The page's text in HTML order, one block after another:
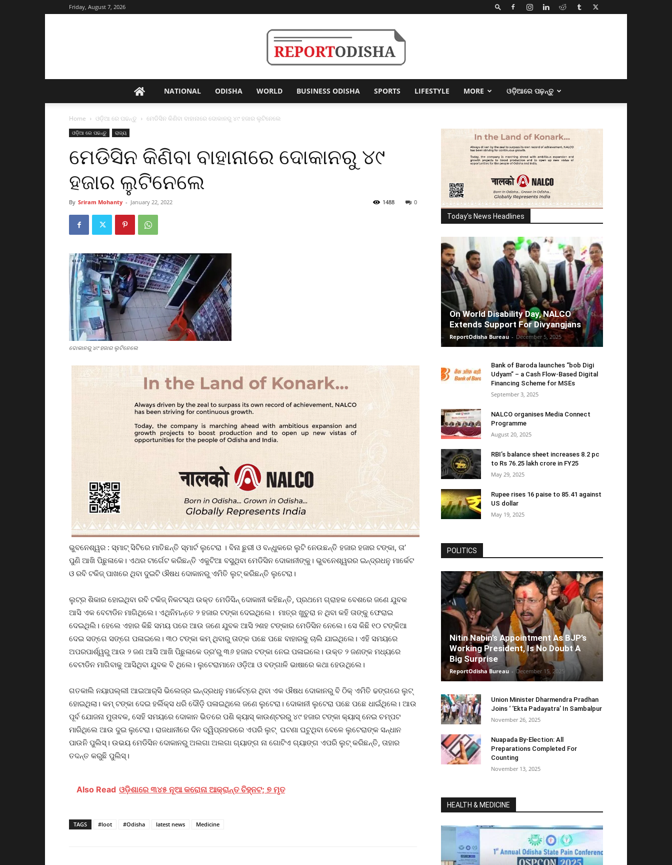
Friday, August 7, 2026
Odisha
NATIONAL ODISHA WORLD BUSINESS ODISHA SPORTS LIFESTYLE MORE ଓଡ଼ିଆରେ ପଢ଼ନ୍ତୁ
Home ଓଡ଼ିଆ ରେ ପଢନ୍ତୁ ମେଡିସିନ କିଣିବା ବାହାନାରେ ଦୋକାନରୁ ୪୯ ହଜାର ଲୁଟିନେଲେ
ଓଡ଼ିଆ ରେ ପଢନ୍ତୁ ରାଜ୍ୟ
ମେଡିସିନ କିଣିବା ବାହାନାରେ ଦୋକାନରୁ ୪୯
ହଜାର ଲୁଟିନେଲେ
By Sriram Mohanty - January 22, 2022 0
1488
ଦୋକାନରୁ ୪୯ ହଜାର ଲୁଟିନେଲେ
ଭୁବନେଶ୍ୱର : ସ୍ମାଟ୍ ସିଟିରେ ମାତିଛନ୍ତି ସ୍ମାର୍ଟ ଲୁଟେରା । ବିନା ଛୁରୀ ଓ ବନ୍ଧୁକରେ ଲୁଟି ନେଉଛନ୍ତି ହଜାର ହଜାର ଟଙ୍କା, ତା’
ପୁଣି ଆଖି ପିଛୁଳାକେ। ଏଥର ଟାର୍ଗେଟ କରିଛନ୍ତି ଏକୁଟିଆ ବସୁଥିବା ମେଡିସିନ ଦୋକାନୀଙ୍କୁ। ଭୁବନେଶ୍ୱରର ଇନ୍ଦ୍ରଧନୁ ମାର୍କେଟ
ଓ ରବି ଟକିଜ୍ ପାଖରେ ଥିବା ଦୁଇଟି ଔଷଧ ଦୋକାନରୁ ଏମିତି ଲୁଟ୍ କରିଛନ୍ତି ଲୁଟେରା।
ଲୁଟ୍‌ର ଶିକାର ହୋଇଥିବା ରବି ଟକିଜ୍ ନିକଟସ୍ଥ ଉକ୍ତ ମେଡିସିନ୍ ଦୋକାନୀ କହିଛନ୍ତି, ପ୍ରଥମେ ଗ୍ରାହକ ବେଶରେ ଜଣେ ଯୁବକ
ଆସି ଏକ ବେଟାଡିନ ମାଗିଥିଲେ। ଏଥିନିମନ୍ତେ ୨ ହଜାର ଟଙ୍କା ଦେଇଥିଲେ। ମାତ୍ର ଖୁଚୁରା ନ ଥିବା କହି ତାଙ୍କୁ ଫେରାଇ
ଦେଇଥିଲି। ହେଲେ ଏହାର କିଛି ସମୟ ପରେ ଆଉ ଜଣେ ଯୁବକ ଆସି ୨ଶହ ଟଙ୍କାର ମେଡିସିନ ନେଲେ। ସେ କିଛି ୧୦ ଟଙ୍କିଆ
ଦେଇ ସଙ୍ଗେ ସଙ୍ଗେ ପଳାଇଲେ। ୩୦ ଟଙ୍କା କମ୍‌ ଥିବାରୁ ତାଙ୍କ ପଛେ ପଛେ ବାହାରକୁ ଚାଲି ଯାଇଥିଲେ। ଏହି ସମୟରେ
ଅପରପାର୍ଶ୍ୱରୁ ଆଉ ୨ ଜଣ ଆସି ଆଖି ପିଛୁଳାକେ ଡ୍ର’ରୁ ୩୬ ହଜାର ଟଙ୍କା ନେଇ ପଳାଇଲେ। ଉକ୍ତ ୨ ଜଣଙ୍କ ମଧ୍ୟରେ
ବେଟାଡିନ ମାଗିବାକୁ ଆସିଥିବା ଯୁବକ ବି ଥିଲେ। ଲୁଟେରାମାନେ ଓଡ଼ିଆ ଓ ବଙ୍ଗାଳି ଭାଷାରେ କଥା ହେଉଥିଲେ।
ଗତକାଲି ନୟାପଲ୍ଲୀ ଆଇଆର୍‌ସି ଭିଲେଜ୍‌ର ଇନ୍ଦ୍ରଧନୁ ମାର୍କେଟ୍‌ରେ ଥିବା ଏକ ଔଷଧ ଦୋକାନରୁ ବି ଠିକ୍ ଏମିତି ଢଙ୍ଗରେ ଲୁଟ୍
ହୋଇଥିଲା। କମ୍ ଟଙ୍କା ଦେଇ ହର୍ଲିକ୍ସ ଧରି ଦୌଡ଼ି ପଳାଇଥିଲେ ଜଣେ ଲୁଟେରା। ଦୋକାନୀ ଲୁଟେରା ପଛେ ପଛେ ଧାଇଁଥିଲେ। ଆଉ
ପୂର୍ବ ଯୋଜନା ମୁତାବକ, ସେହି ସମୟରେ ଦୋକାନ ଭିତରେ ପଶି କ୍ୟାସ୍ କାଉଣ୍ଟରରୁ ୪୯ ହଜାର ଟଙ୍କା କ୍ୟାସ୍‌ ନେଇ ଚମ୍ପଟ
ମାରିଥିଲେ ଆଉ ଦୁଇ ଲୁଟେରା। ରାଜଧାନୀରେ ଦିନ ଦ୍ୱିପ୍ରହରରେ ଏପରି ଲୁଟ୍‌ ଘଟଣା ଘଟୁଥିବା ବେଳେ ଲୁଟେରାଙ୍କ ସନ୍ଧାନ
ପାଉନି ପୁଲିସ୍‌। ଉଭୟ ମେଡିସିନ ଦୋକାନରୁ ଅଲଗା ଅଲଗା ଗ୍ୟାଙ୍ଗ ନା ଗୋଟିଏ ଗ୍ୟାଙ୍ଗ ଏପରି ଲୁଟ୍‌ କରିଛନ୍ତି, ତାହାର
ତଦନ୍ତ କରୁଛି ପୁଲିସ୍‌।
Also Read ଓଡ଼ିଶାରେ ୩୪୫ ନୂଆ କରୋନା ଆକ୍ରାନ୍ତ ଚିହ୍ନଟ; ୭ ମୃତ
TAGS #loot #Odisha latest news Medicine
Today's News Headlines
On World Disability Day, NALCO
Extends Support For Divyangjans
ReportOdisha Bureau - December 5, 2025
Bank of Baroda launches “bob Digi
Udyam” – a Cash Flow-Based Digital
Financing Scheme for MSEs
September 3, 2025
NALCO organises Media Connect
Programme
August 20, 2025
RBI’s balance sheet increases 8.2 pc
to Rs 76.25 lakh crore in FY25
May 29, 2025
Rupee rises 16 paise to 85.41 against
US dollar
May 19, 2025
POLITICS
Nitin Nabin’s Appointment As BJP’s
Working President, Is No Doubt A
Big Surprise
ReportOdisha Bureau - December 15, 2025
Union Minister Dharmendra Pradhan
Joins ‘ ‘Ekta Padayatra’ In Sambalpur
November 26, 2025
Nuapada By-Election: All
Preparations Completed For
Counting
November 13, 2025
HEALTH & MEDICINE